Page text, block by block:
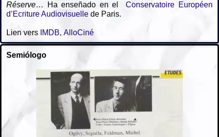
Réserve… Ha enseñado en elConservatoire Européen
d’Ecriture Audiovisuelle de Paris.
Lien vers IMDB, AlloCiné
Semiólogo